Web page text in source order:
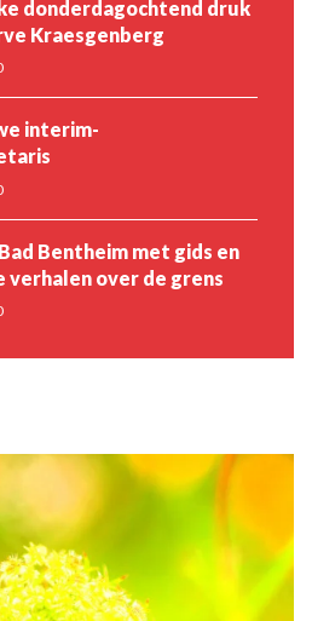
donderdagochtend druk
Kraesgenberg
interim-
Bentheim met gids en
verhalen over de grens